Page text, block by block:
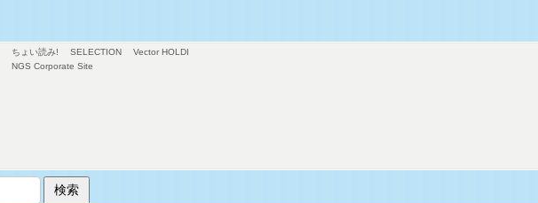
ちょい読み! SELECTION
Vector HOLDI
NGS Corporate Site